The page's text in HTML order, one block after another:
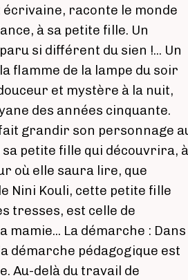
raconte le monde
à sa petite fille. Un
si différent du sien !... Un
flamme de la lampe du soir
et mystère à la nuit,
des années cinquante.
grandir son personnage
petite fille qui découvrira, à
où elle saura lire, que
Nini Kouli, cette petite fille
tresses, est celle de
mamie... La démarche : Dans
démarche pédagogique est
Au-delà du travail de